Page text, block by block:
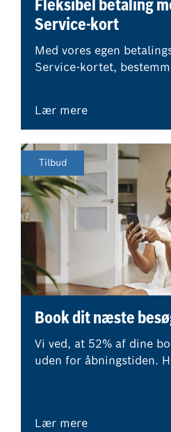
Fleksibel betaling
Service-kort
Med vores egen
Service-kortet,
Lær mere
Tilbud
Book dit næste
Vi ved, at 52% af dine
uden for åbningstiden.
Lær mere